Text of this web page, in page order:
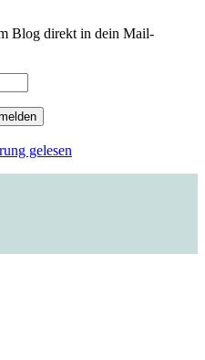
Blog direkt in dein Mail-
gelesen